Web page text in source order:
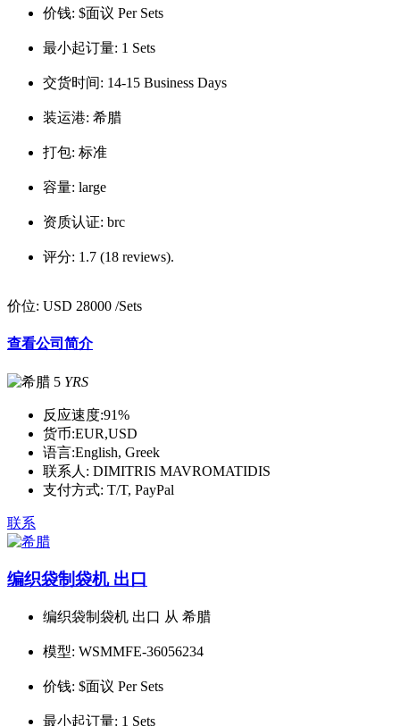
价钱: $面议 Per Sets
最小起订量: 1 Sets
交货时间: 14-15 Business Days
装运港: 希腊
打包: 标准
容量: large
资质认证: brc
评分: 1.7 (18 reviews).
价位: USD 28000 /Sets
查看公司简介
5 YRS
反应速度:91%
货币:EUR,USD
语言:English, Greek
联系人: DIMITRIS MAVROMATIDIS
支付方式: T/T, PayPal
联系
编织袋制袋机 出口
编织袋制袋机 出口 从 希腊
模型: WSMMFE-36056234
价钱: $面议 Per Sets
最小起订量: 1 Sets